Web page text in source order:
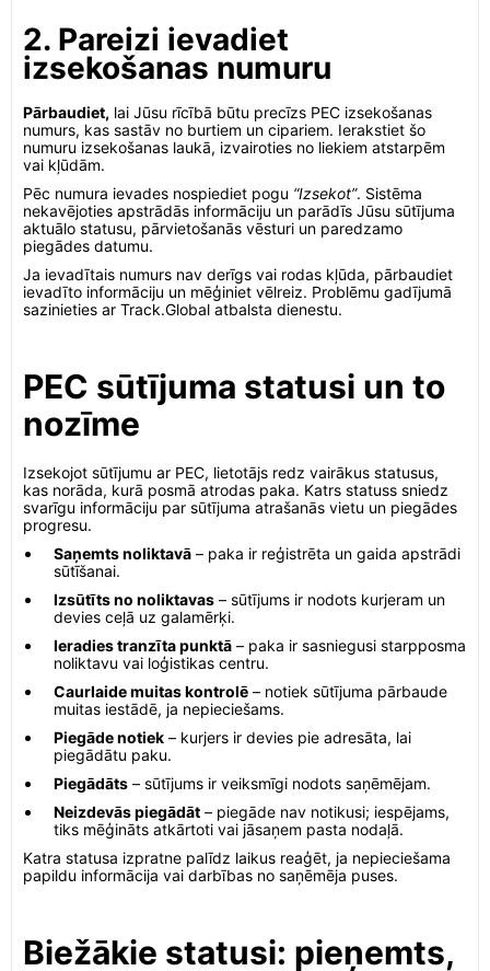
2. Pareizi ievadiet
izsekošanas numuru
Pārbaudiet, lai Jūsu rīcībā būtu precīzs PEC izsekošanas
numurs, kas sastāv no burtiem un cipariem. Ierakstiet šo
numuru izsekošanas laukā, izvairoties no liekiem atstarpēm
vai kļūdām.
Pēc numura ievades nospiediet pogu “Izsekot”. Sistēma
nekavējoties apstrādās informāciju un parādīs Jūsu sūtījuma
aktuālo statusu, pārvietošanās vēsturi un paredzamo
piegādes datumu.
Ja ievadītais numurs nav derīgs vai rodas kļūda, pārbaudiet
ievadīto informāciju un mēģiniet vēlreiz. Problēmu gadījumā
sazinieties ar Track.Global atbalsta dienestu.
PEC sūtījuma statusi un to
nozīme
Izsekojot sūtījumu ar PEC, lietotājs redz vairākus statusus,
kas norāda, kurā posmā atrodas paka. Katrs statuss sniedz
svarīgu informāciju par sūtījuma atrašanās vietu un piegādes
progresu.
Saņemts noliktavā – paka ir reģistrēta un gaida apstrādi
sūtīšanai.
Izsūtīts no noliktavas – sūtījums ir nodots kurjeram un
devies ceļā uz galamērķi.
Ieradies tranzīta punktā – paka ir sasniegusi starpposma
noliktavu vai loģistikas centru.
Caurlaide muitas kontrolē – notiek sūtījuma pārbaude
muitas iestādē, ja nepieciešams.
Piegāde notiek – kurjers ir devies pie adresāta, lai
piegādātu paku.
Piegādāts – sūtījums ir veiksmīgi nodots saņēmējam.
Neizdevās piegādāt – piegāde nav notikusi; iespējams,
tiks mēģināts atkārtoti vai jāsaņem pasta nodaļā.
Katra statusa izpratne palīdz laikus reaģēt, ja nepieciešama
papildu informācija vai darbības no saņēmēja puses.
Biežākie statusi: pieņemts,